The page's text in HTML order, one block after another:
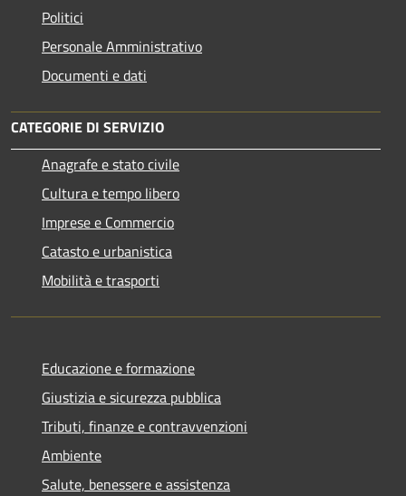
Politici
Personale Amministrativo
Documenti e dati
CATEGORIE DI SERVIZIO
Anagrafe e stato civile
Cultura e tempo libero
Imprese e Commercio
Catasto e urbanistica
Mobilità e trasporti
Educazione e formazione
Giustizia e sicurezza pubblica
Tributi, finanze e contravvenzioni
Ambiente
Salute, benessere e assistenza